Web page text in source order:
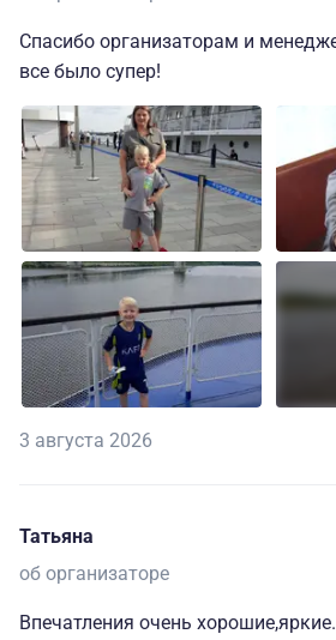
Спасибо организаторам и
все было супер!
3 августа 2026
Татьяна
об организаторе
Впечатления очень хорошие,яркие.